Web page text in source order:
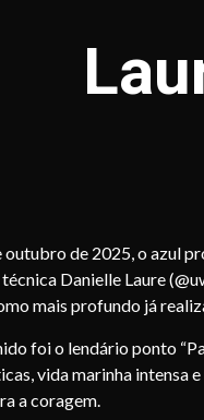
de 2025, o azul
Danielle Laure
mais profundo já
foi o lendário ponto
vida marinha intensa
a coragem.